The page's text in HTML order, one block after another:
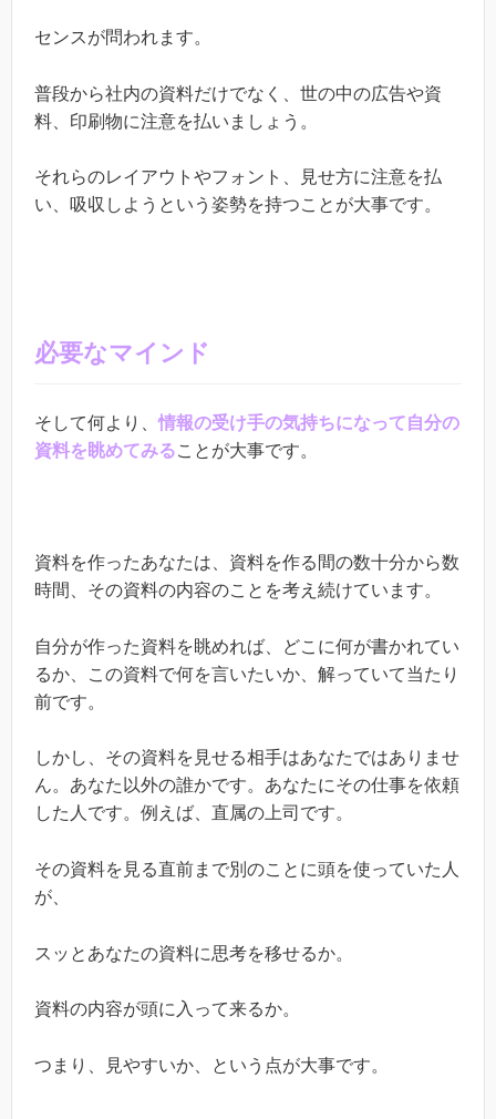
センスが問われます。
普段から社内の資料だけでなく、世の中の広告や資
料、印刷物に注意を払いましょう。
それらのレイアウトやフォント、見せ方に注意を払
い、吸収しようという姿勢を持つことが大事です。
必要なマインド
そして何より、情報の受け手の気持ちになって自分の
資料を眺めてみることが大事です。
資料を作ったあなたは、資料を作る間の数十分から数
時間、その資料の内容のことを考え続けています。
自分が作った資料を眺めれば、どこに何が書かれてい
るか、この資料で何を言いたいか、解っていて当たり
前です。
しかし、その資料を見せる相手はあなたではありませ
ん。あなた以外の誰かです。あなたにその仕事を依頼
した人です。例えば、直属の上司です。
その資料を見る直前まで別のことに頭を使っていた人
が、
スッとあなたの資料に思考を移せるか。
資料の内容が頭に入って来るか。
つまり、見やすいか、という点が大事です。